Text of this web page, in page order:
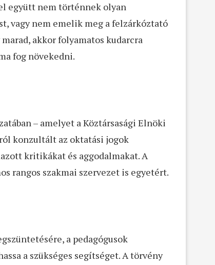
együtt nem történnek olyan
vagy nem emelik meg a felzárkóztató
akkor folyamatos kudarcra
fog növekedni.
– amelyet a Köztársasági Elnöki
konzultált az oktatási jogok
kritikákat és aggodalmakat. A
rangos szakmai szervezet is egyetért.
a pedagógusok
a szükséges segítséget. A törvény